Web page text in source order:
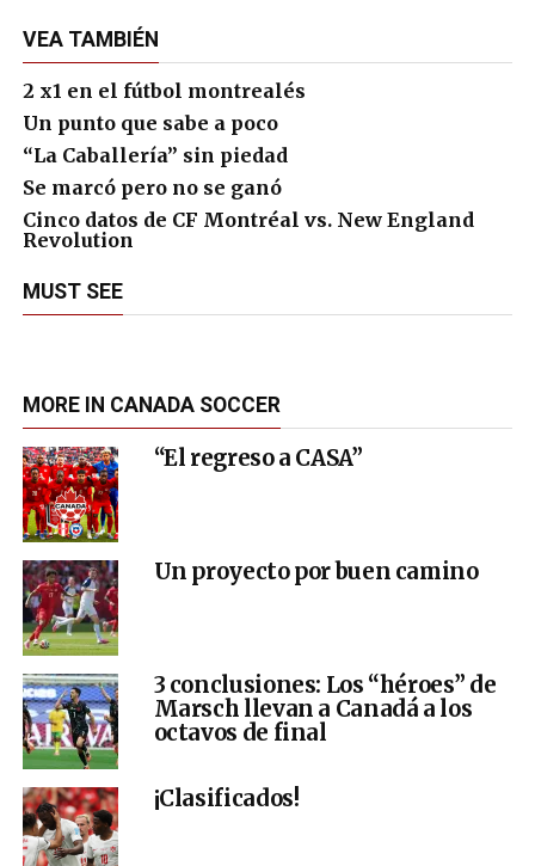
VEA TAMBIÉN
2 x1 en el fútbol montrealés
Un punto que sabe a poco
“La Caballería” sin piedad
Se marcó pero no se ganó
Cinco datos de CF Montréal vs. New England
Revolution
MUST SEE
MORE IN CANADA SOCCER
“El regreso a CASA”
Un proyecto por buen camino
3 conclusiones: Los “héroes” de
Marsch llevan a Canadá a los
octavos de final
¡Clasificados!